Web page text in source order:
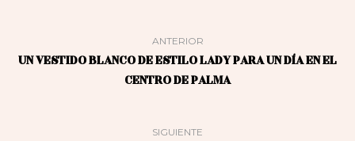
ANTERIOR
UN VESTIDO BLANCO DE ESTILO LADY PARA UN DÍA EN EL
CENTRO DE PALMA
SIGUIENTE